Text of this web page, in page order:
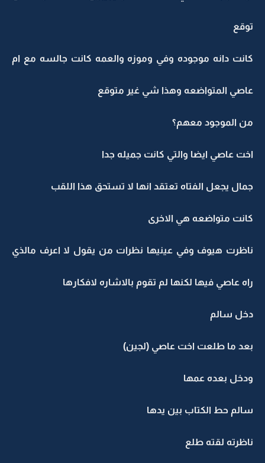
توقع
كانت دانه موجوده وفي وموزه والعمه كانت جالسه مع ام
عاصي المتواضعه وهذا شي غير متوقع
من الموجود معهم؟
اخت عاصي ايضا والتي كانت جميله جدا
جمال يجعل الفتاه تعتقد انها لا تستحق هذا اللقب
كانت متواضعه هي الاخرى
ناظرت هيوف وفي عينيها نظرات من يقول لا اعرف مالذي
راه عاصي فيها لكنها لم تقوم بالاشاره لافكارها
دخل سالم
بعد ما طلعت اخت عاصي (لجين)
ودخل بعده عمها
سالم حط الكتاب بين يدها
ناظرته لقته طلع